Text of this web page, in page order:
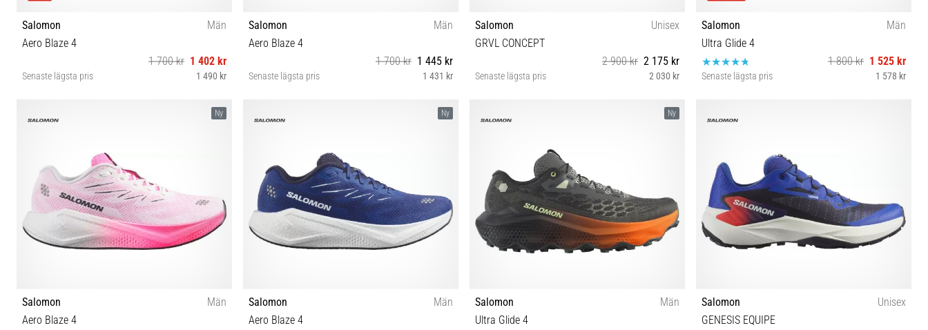
Salomon
Män
Aero Blaze 4
1 700 kr 1 402 kr
Senaste lägsta pris 1 490 kr
Salomon
Män
Aero Blaze 4
1 700 kr 1 445 kr
Senaste lägsta pris 1 431 kr
Salomon
Unisex
GRVL CONCEPT
2 900 kr 2 175 kr
Senaste lägsta pris 2 030 kr
38 38⅔ 39⅓ 40 40⅔ 41⅓ 42 42⅔ 43⅓ 44 44⅔
Salomon
Män
Ultra Glide 4
1 800 kr 1 525 kr
Senaste lägsta pris 1 578 kr
Ny
Salomon
Män
Aero Blaze 4
Ny
Salomon
Män
Aero Blaze 4
Ny
Salomon
Män
Ultra Glide 4
Salomon
Unisex
GENESIS EQUIPE